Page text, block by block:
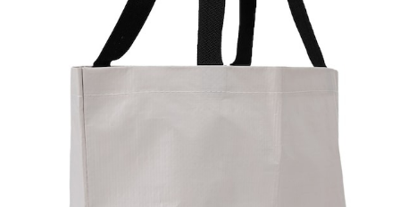
電子設計の基本と応用
エネルギーの専門メディア
建設×テクノロジーの最前線
ちょっと気になるネットの話題